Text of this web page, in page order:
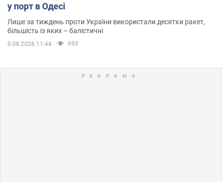
у порт в Одесі
Лише за тиждень проти України використали десятки ракет,
більшість із яких – балістичні
9.08.2026 11:44 693